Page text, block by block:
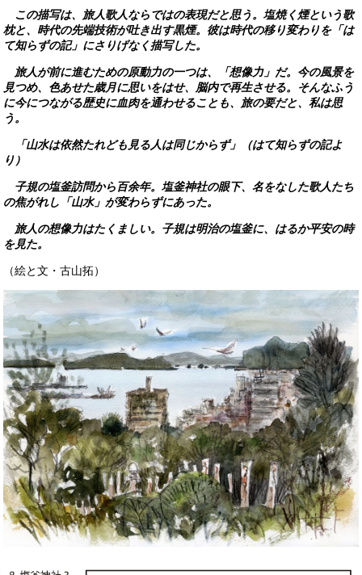
この描写は、旅人歌人ならではの表現だと思う。塩焼く煙という歌
枕と、時代の先端技術が吐き出す黒煙。彼は時代の移り変わりを「は
て知らずの記」にさりげなく描写した。
旅人が前に進むための原動力の一つは、「想像力」だ。今の風景を
見つめ、色あせた歳月に思いをはせ、脳内で再生させる。そんなふう
に今につながる歴史に血肉を通わせることも、旅の要だと、私は思
う。
「山水は依然たれども見る人は同じからず」（はて知らずの記よ
り）
子規の塩釜訪問から百余年。塩釜神社の眼下、名をなした歌人たち
の焦がれし「山水」が変わらずにあった。
旅人の想像力はたくましい。子規は明治の塩釜に、はるか平安の時
を見た。
（絵と文・古山拓）